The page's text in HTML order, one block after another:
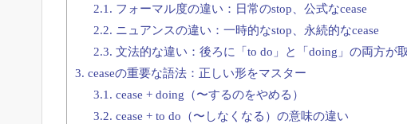
2.1. フォーマル度の違い：日常のstop、公式なcease
2.2. ニュアンスの違い：一時的なstop、永続的なcease
2.3. 文法的な違い：後ろに「to do」と「doing」の両方が
3. ceaseの重要な語法：正しい形をマスター
3.1. cease + doing（〜するのをやめる）
3.2. cease + to do（〜しなくなる）の意味の違い